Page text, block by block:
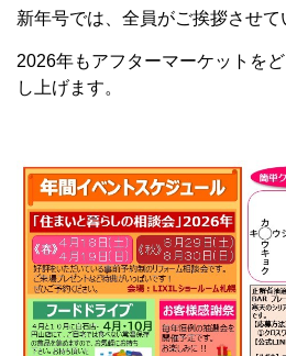
新年号では、全員がご挨拶させて
2026年もアフターマーケットを
し上げます。